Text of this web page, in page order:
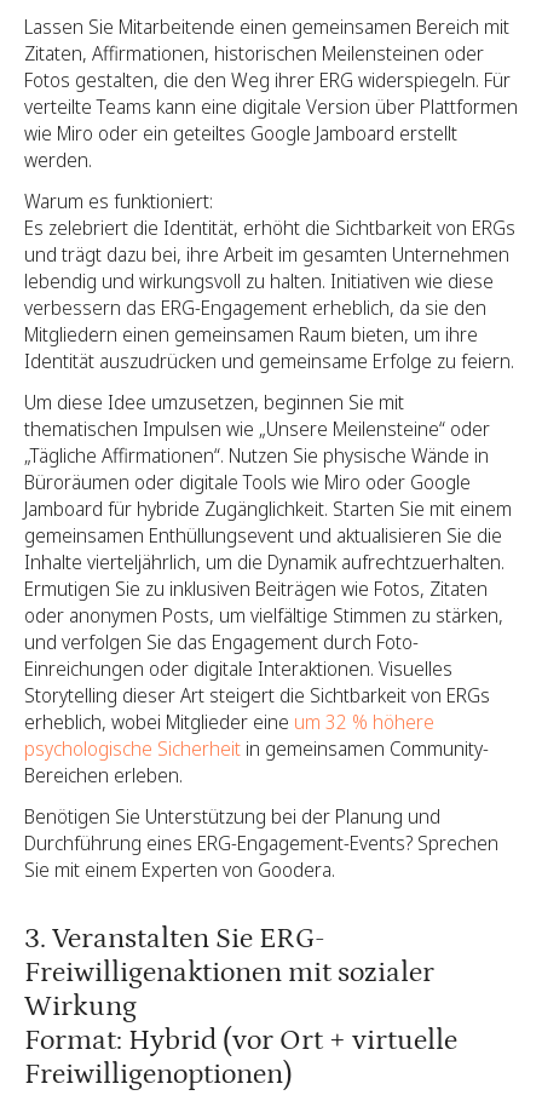
Lassen Sie Mitarbeitende einen gemeinsamen Bereich mit
Zitaten, Affirmationen, historischen Meilensteinen oder
Fotos gestalten, die den Weg ihrer ERG widerspiegeln. Für
verteilte Teams kann eine digitale Version über Plattformen
wie Miro oder ein geteiltes Google Jamboard erstellt
werden.
Warum es funktioniert:
Es zelebriert die Identität, erhöht die Sichtbarkeit von ERGs
und trägt dazu bei, ihre Arbeit im gesamten Unternehmen
lebendig und wirkungsvoll zu halten. Initiativen wie diese
verbessern das ERG-Engagement erheblich, da sie den
Mitgliedern einen gemeinsamen Raum bieten, um ihre
Identität auszudrücken und gemeinsame Erfolge zu feiern.
Um diese Idee umzusetzen, beginnen Sie mit
thematischen Impulsen wie „Unsere Meilensteine“ oder
„Tägliche Affirmationen“. Nutzen Sie physische Wände in
Büroräumen oder digitale Tools wie Miro oder Google
Jamboard für hybride Zugänglichkeit. Starten Sie mit einem
gemeinsamen Enthüllungsevent und aktualisieren Sie die
Inhalte vierteljährlich, um die Dynamik aufrechtzuerhalten.
Ermutigen Sie zu inklusiven Beiträgen wie Fotos, Zitaten
oder anonymen Posts, um vielfältige Stimmen zu stärken,
und verfolgen Sie das Engagement durch Foto-
Einreichungen oder digitale Interaktionen. Visuelles
Storytelling dieser Art steigert die Sichtbarkeit von ERGs
erheblich, wobei Mitglieder eine um 32 % höhere
psychologische Sicherheit in gemeinsamen Community-
Bereichen erleben.
Benötigen Sie Unterstützung bei der Planung und
Durchführung eines ERG-Engagement-Events? Sprechen
Sie mit einem Experten von Goodera.
3. Veranstalten Sie ERG-
Freiwilligenaktionen mit sozialer
Wirkung
Format: Hybrid (vor Ort + virtuelle
Freiwilligenoptionen)